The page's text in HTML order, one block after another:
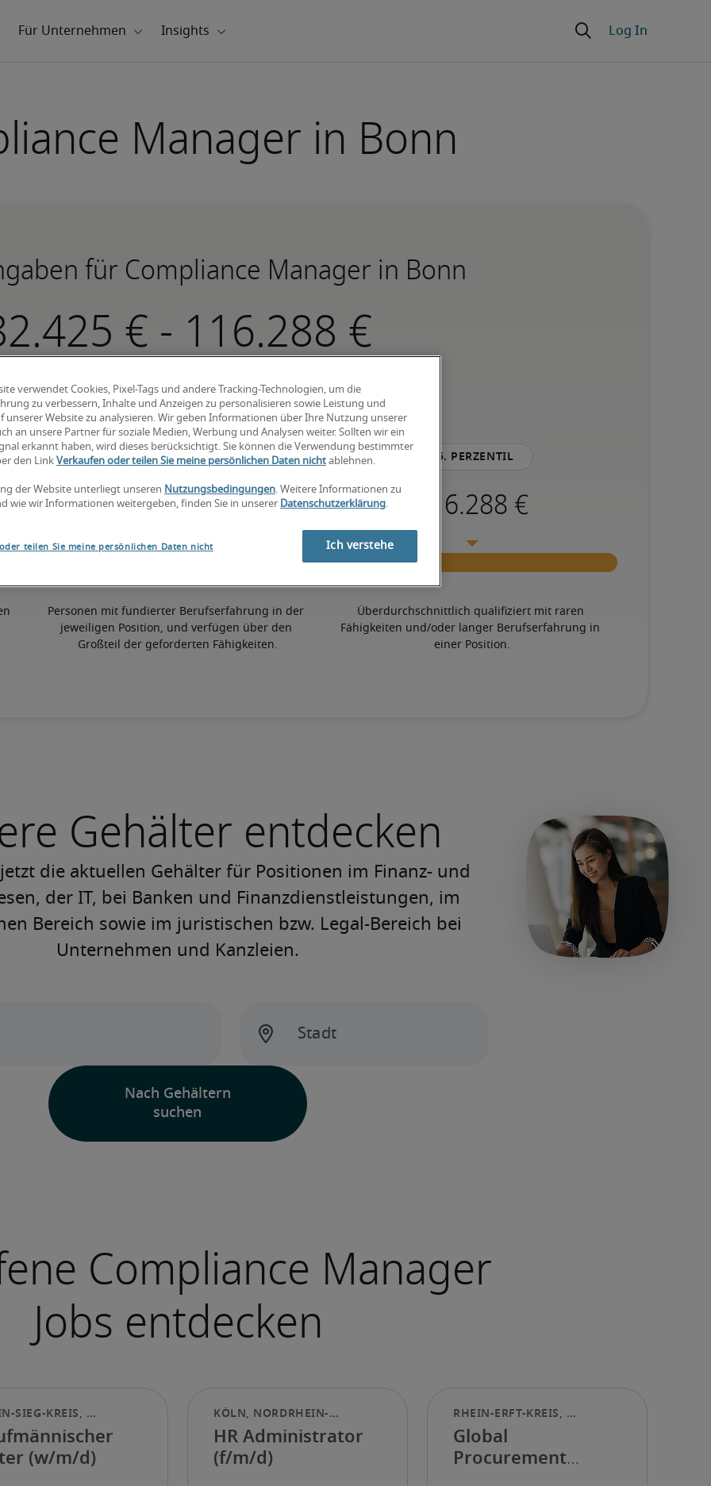
Manager in Bonn
für Compliance Manager in Bonn
-
5% höher als der nationale Durchschnitt
50. Perzentil
Personen mit fundierter Berufserfahrung in der
jeweiligen Position, und verfügen über den
Großteil der geforderten Fähigkeiten.
75. Perzentil
Überdurchschnittlich qualifiziert mit raren
Fähigkeiten und/oder langer Berufserfahrung in
einer Position.
Gehälter entdecken
(w/m/d)
HR Administrator
(f/m/d)
Global
Procurement
verwendet Cookies, Pixel-Tags und andere Tracking-Technologien, um die
zu verbessern, Inhalte und Anzeigen zu personalisieren sowie Leistung und
unserer Website zu analysieren. Wir geben Informationen über Ihre Nutzung unserer
an unsere Partner für soziale Medien, Werbung und Analysen weiter. Sollten wir ein
erkannt haben, wird dieses berücksichtigt. Sie können die Verwendung bestimmter
den Link Verkaufen oder teilen Sie meine persönlichen Daten nicht ablehnen.
der Website unterliegt unseren Nutzungsbedingungen. Weitere Informationen zu
wie wir Informationen weitergeben, finden Sie in unserer Datenschutzerklärung.
teilen Sie meine persönlichen Daten nicht Ich verstehe